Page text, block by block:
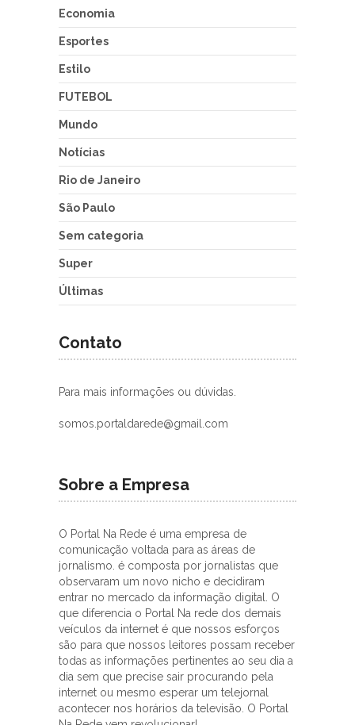
Economia
Esportes
Estilo
FUTEBOL
Mundo
Notícias
Rio de Janeiro
São Paulo
Sem categoria
Super
Últimas
Contato
Para mais informações ou dúvidas.
somos.portaldarede@gmail.com
Sobre a Empresa
O Portal Na Rede é uma empresa de
comunicação voltada para as áreas de
jornalismo. é composta por jornalistas que
observaram um novo nicho e decidiram
entrar no mercado da informação digital. O
que diferencia o Portal Na rede dos demais
veículos da internet é que nossos esforços
são para que nossos leitores possam receber
todas as informações pertinentes ao seu dia a
dia sem que precise sair procurando pela
internet ou mesmo esperar um telejornal
acontecer nos horários da televisão. O Portal